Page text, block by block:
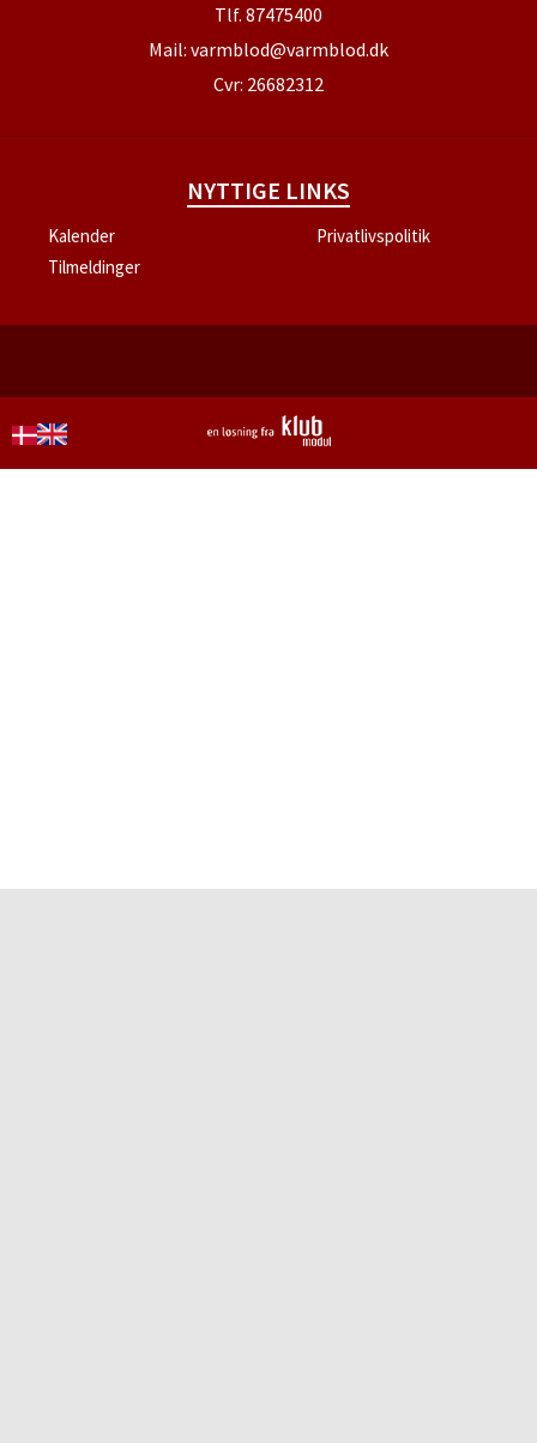
Tlf. 87475400
Mail: varmblod@varmblod.dk
Cvr: 26682312
NYTTIGE LINKS
Kalender
Privatlivspolitik
Tilmeldinger